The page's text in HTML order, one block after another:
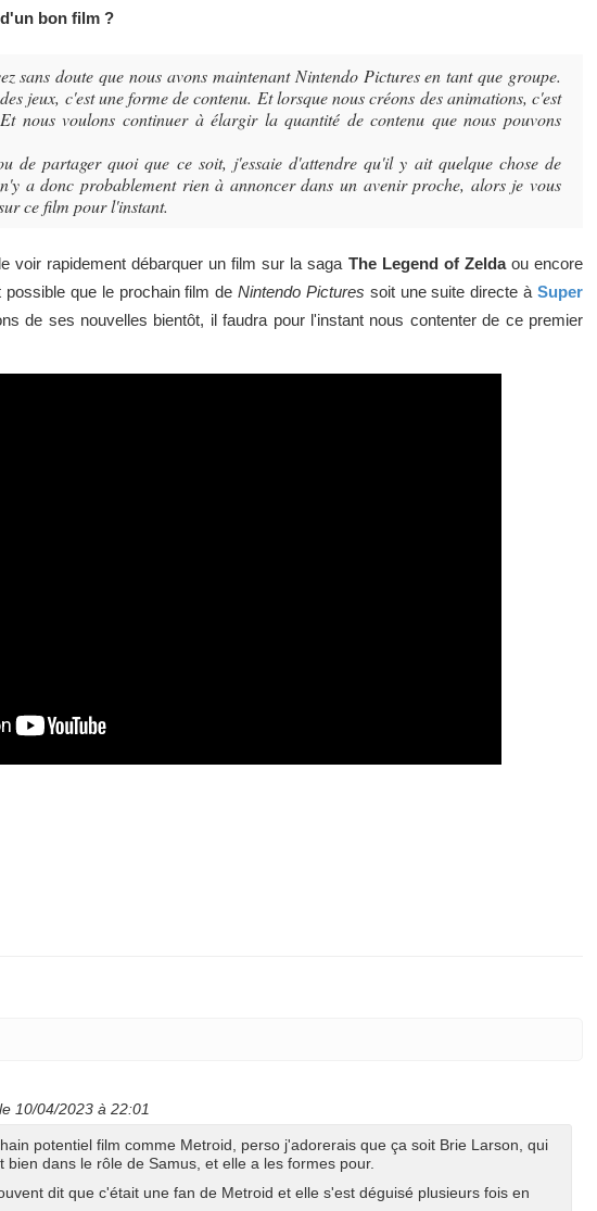
bon film ?
sans doute que nous avons maintenant Nintendo Pictures en tant que groupe.
jeux, c'est une forme de contenu. Et lorsque nous créons des animations, c'est
nous voulons continuer à élargir la quantité de contenu que nous pouvons
de partager quoi que ce soit, j'essaie d'attendre qu'il y ait quelque chose de
a donc probablement rien à annoncer dans un avenir proche, alors je vous
ce film pour l'instant.
voir rapidement débarquer un film sur la saga The Legend of Zelda ou encore
possible que le prochain film deNintendo Pictures soit une suite directe àSuper
de ses nouvelles bientôt, il faudra pour l'instant nous contenter de ce premier
le 10/04/2023 à 22:01
potentiel film comme Metroid, perso j'adorerais que ça soit Brie Larson, qui
bien dans le rôle de Samus, et elle a les formes pour.
dit que c'était une fan de Metroid et elle s'est déguisé plusieurs fois en